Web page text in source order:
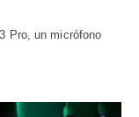
Pro, un micrófono